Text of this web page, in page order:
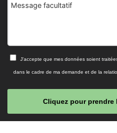
Message facultatif
J'accepte que mes données soient
dans le cadre de ma demande et de la
Cliquez pour prendre